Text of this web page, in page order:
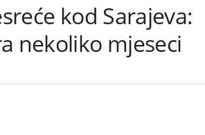
kod Sarajeva:
nekoliko mjeseci